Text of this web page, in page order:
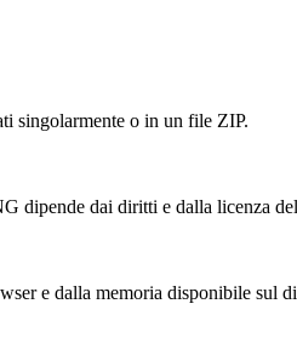
singolarmente o in un file ZIP.
dipende dai diritti e dalla licenza
e dalla memoria disponibile sul